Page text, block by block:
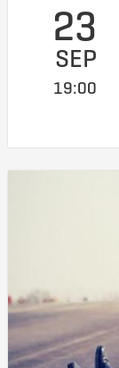
23
SEP
19:00